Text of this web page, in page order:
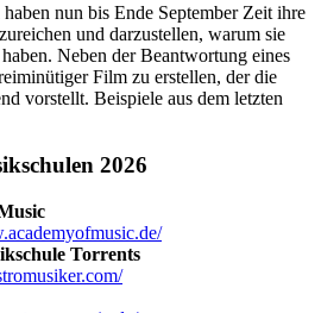
nun bis Ende September Zeit ihre
und darzustellen, warum sie
Neben der Beantwortung eines
Film zu erstellen, der die
vorstellt. Beispiele aus dem letzten
2026
Torrents